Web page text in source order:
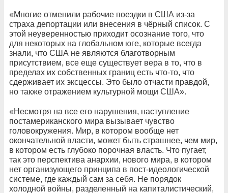
«Многие отменили рабочие поездки в США из-за
страха депортации или внесения в чёрный список. С
этой неуверенностью приходит осознание того, что
для некоторых на глобальном юге, которые всегда
знали, что США не являются благотворным
присутствием, все еще существует вера в то, что в
пределах их собственных границ есть что-то, что
сдерживает их эксцессы. Это было отчасти правдой,
но также отражением культурной мощи США».
«Несмотря на все его нарушения, наступление
постамериканского мира вызывает чувство
головокружения. Мир, в котором вообще нет
окончательной власти, может быть страшнее, чем мир,
в котором есть глубоко порочная власть. Что пугает,
так это перспектива анархии, нового мира, в котором
нет организующего принципа в пост-идеологической
системе, где каждый сам за себя. Не порядок
холодной войны, разделенный на капиталистический,